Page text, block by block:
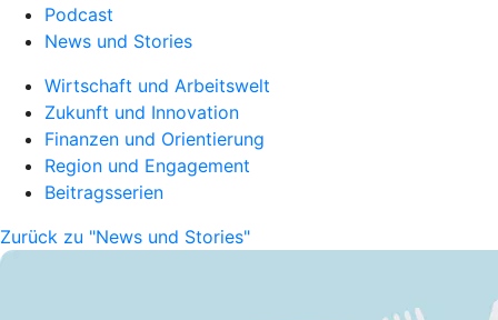
Podcast
News und Stories
Wirtschaft und Arbeitswelt
Zukunft und Innovation
Finanzen und Orientierung
Region und Engagement
Beitragsserien
Zurück zu "News und Stories"